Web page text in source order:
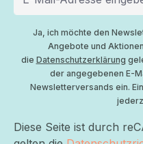
Ja, ich möchte den
Angebote und
die Datenschutzerklärung
der angegebenen E-
Newsletterversands ein.
Diese Seite ist durch